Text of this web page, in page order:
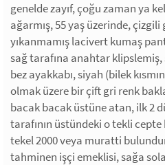
genelde zayıf, çoğu zaman ya
ağarmış, 55 yaş üzerinde,
yıkanmamış lacivert kumaş
sağ tarafına anahtar
bez ayakkabı, siyah (bilek
olmak üzere bir çift gri renk
bacak bacak üstüne atan, ilk 2
tarafının üstündeki o tekli
tekel 2000 veya muratti
tahminen işçi emeklisi, sağa